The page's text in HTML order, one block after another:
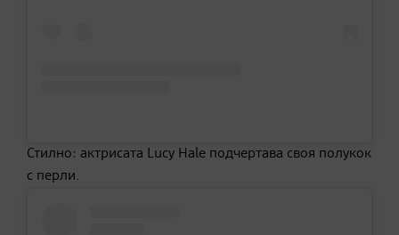
Стилно: актрисата Lucy Hale подчертава своя полукок
с перли.